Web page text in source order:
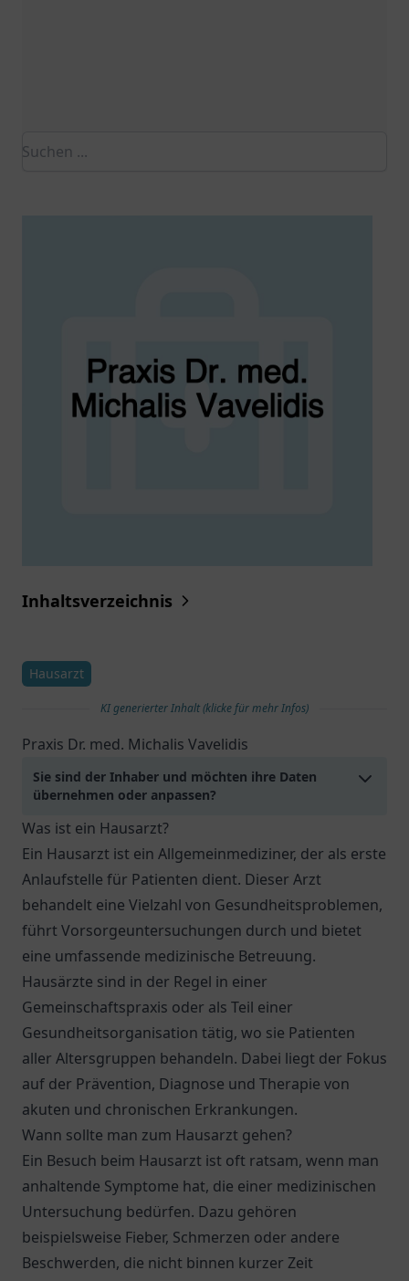
Inhaltsverzeichnis
Hausarzt
KI generierter Inhalt (klicke für mehr Infos)
Praxis Dr. med. Michalis Vavelidis
Sie sind der Inhaber und möchten ihre Daten
übernehmen oder anpassen?
Was ist ein Hausarzt?
Ein Hausarzt ist ein Allgemeinmediziner, der als erste
Anlaufstelle für Patienten dient. Dieser Arzt
behandelt eine Vielzahl von Gesundheitsproblemen,
führt Vorsorgeuntersuchungen durch und bietet
eine umfassende medizinische Betreuung.
Hausärzte sind in der Regel in einer
Gemeinschaftspraxis oder als Teil einer
Gesundheitsorganisation tätig, wo sie Patienten
aller Altersgruppen behandeln. Dabei liegt der Fokus
auf der Prävention, Diagnose und Therapie von
akuten und chronischen Erkrankungen.
Wann sollte man zum Hausarzt gehen?
Ein Besuch beim Hausarzt ist oft ratsam, wenn man
anhaltende Symptome hat, die einer medizinischen
Untersuchung bedürfen. Dazu gehören
beispielsweise Fieber, Schmerzen oder andere
Beschwerden, die nicht binnen kurzer Zeit